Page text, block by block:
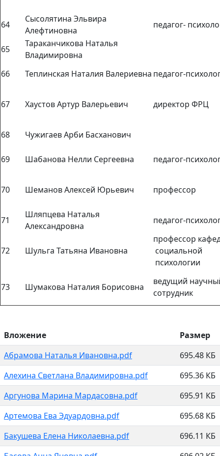
64
Сысолятина Эльвира
Алефтиновна
педагог-
65
Тараканчикова Наталья
Владимировна
66
Теплинская Наталия Валериевна педагог-
67 Хаустов Артур Валерьевич директор ФРЦ
68 Чужигаев Арби Басханович
69 Шабанова Нелли Сергеевна педагог-
70 Шеманов Алексей Юрьевич профессор
71
Шляпцева Наталья
Александровна
педагог-
72 Шульга Татьяна Ивановна
профессор
социальной
психологии
73 Шумакова Наталия Борисовна
ведущий
сотрудник
Вложение
Размер
Абрамова Наталья Ивановна.pdf
695.48 КБ
Алехина Светлана Владимировна.pdf
695.36 КБ
Аргунова Марина Мардасовна.pdf
695.91 КБ
Артемова Ева Эдуардовна.pdf
695.68 КБ
Бакушева Елена Николаевна.pdf
696.11 КБ